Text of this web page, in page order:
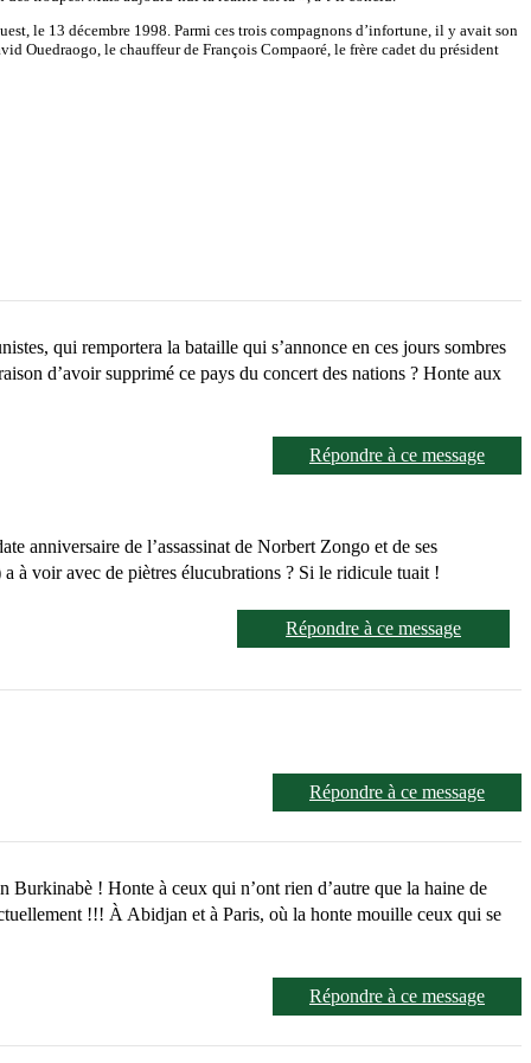
le 13 décembre 1998. Parmi ces trois compagnons d’infortune, il y avait son
Ouedraogo, le chauffeur de François Compaoré, le frère cadet du président
qui remportera la bataille qui s’annonce en ces jours sombres
d’avoir supprimé ce pays du concert des nations ? Honte aux
Répondre à ce message
anniversaire de l’assassinat de Norbert Zongo et de ses
à voir avec de piètres élucubrations ? Si le ridicule tuait !
Répondre à ce message
Répondre à ce message
! Honte à ceux qui n’ont rien d’autre que la haine de
!!! À Abidjan et à Paris, où la honte mouille ceux qui se
Répondre à ce message